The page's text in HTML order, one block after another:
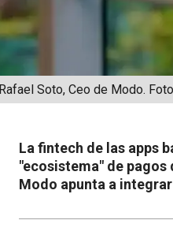
Rafael Soto, Ceo de Modo.
La fintech de las apps
"ecosistema" de
Modo apunta a